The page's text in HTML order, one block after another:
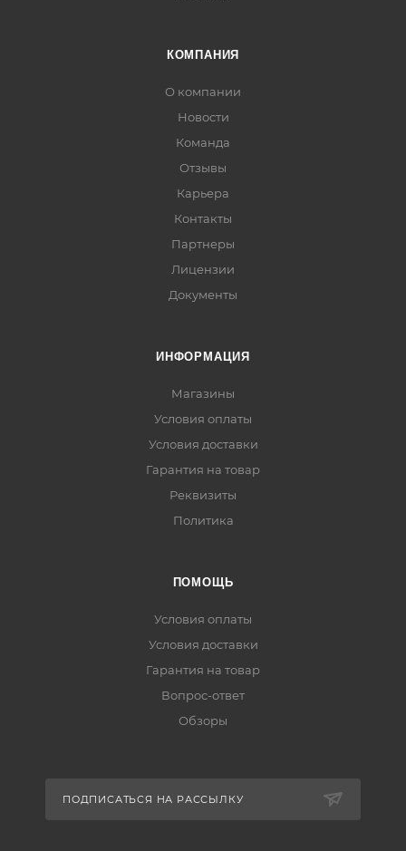
КОМПАНИЯ
О компании
Новости
Команда
Отзывы
Карьера
Контакты
Партнеры
Лицензии
Документы
ИНФОРМАЦИЯ
Магазины
Условия оплаты
Условия доставки
Гарантия на товар
Реквизиты
Политика
ПОМОЩЬ
Условия оплаты
Условия доставки
Гарантия на товар
Вопрос-ответ
Обзоры
ПОДПИСАТЬСЯ НА РАССЫЛКУ